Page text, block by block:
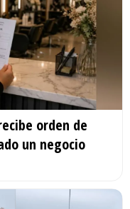
orden de
un negocio